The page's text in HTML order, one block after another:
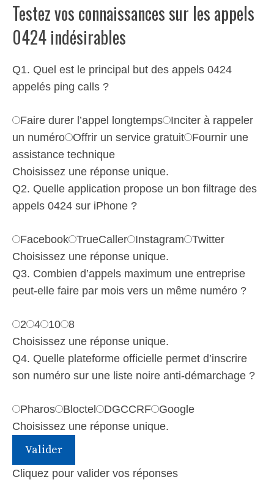
Testez vos connaissances sur les appels
0424 indésirables
Q1. Quel est le principal but des appels 0424
appelés ping calls ?
Faire durer l’appel longtemps
Inciter à rappeler
un numéro
Offrir un service gratuit
Fournir une
assistance technique
Choisissez une réponse unique.
Q2. Quelle application propose un bon filtrage des
appels 0424 sur iPhone ?
Facebook TrueCaller Instagram
Twitter
Choisissez une réponse unique.
Q3. Combien d’appels maximum une entreprise
peut-elle faire par mois vers un même numéro ?
2 4 10
8
Choisissez une réponse unique.
Q4. Quelle plateforme officielle permet d’inscrire
son numéro sur une liste noire anti-démarchage ?
Pharos Bloctel DGCCRF
Google
Choisissez une réponse unique.
Valider
Cliquez pour valider vos réponses